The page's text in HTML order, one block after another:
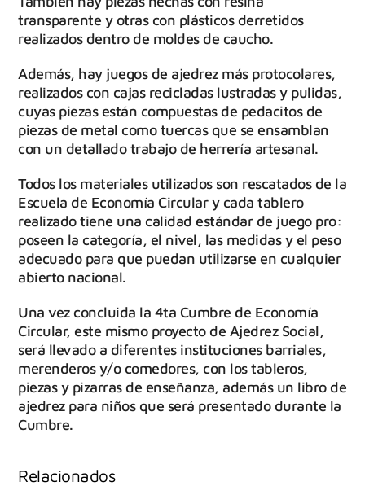
transparente y otras con plásticos derretidos
realizados dentro de moldes de caucho.
Además, hay juegos de ajedrez más protocolares,
realizados con cajas recicladas lustradas y pulidas,
cuyas piezas están compuestas de pedacitos de
piezas de metal como tuercas que se ensamblan
con un detallado trabajo de herrería artesanal.
Todos los materiales utilizados son rescatados de la
Escuela de Economía Circular y cada tablero
realizado tiene una calidad estándar de juego pro:
poseen la categoría, el nivel, las medidas y el peso
adecuado para que puedan utilizarse en cualquier
abierto nacional.
Una vez concluida la 4ta Cumbre de Economía
Circular, este mismo proyecto de Ajedrez Social,
será llevado a diferentes instituciones barriales,
merenderos y/o comedores, con los tableros,
piezas y pizarras de enseñanza, además un libro de
ajedrez para niños que será presentado durante la
Cumbre.
Relacionados